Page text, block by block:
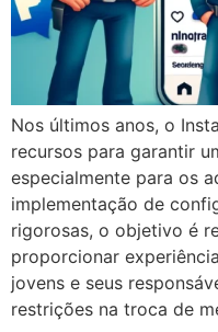
Nos últimos anos, o
recursos para garantir
especialmente para os
implementação de
rigorosas, o objetivo é
proporcionar
jovens e seus
restrições na troca de